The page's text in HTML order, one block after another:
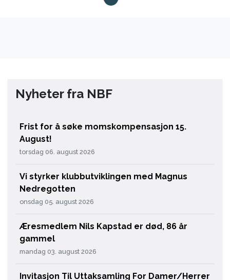
Nyheter fra NBF
Frist for å søke momskompensasjon 15.
August!
torsdag 06. august 2026
Vi styrker klubbutviklingen med Magnus
Nedregotten
onsdag 05. august 2026
Æresmedlem Nils Kapstad er død, 86 år
gammel
mandag 03. august 2026
Invitasjon Til Uttaksamling For Damer/Herrer